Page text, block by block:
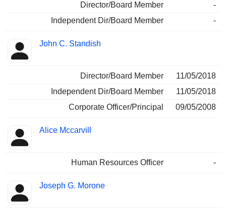
Director/Board Member
-
Independent Dir/Board Member
-
John C. Standish
Director/Board Member
11/05/2018
Independent Dir/Board Member
11/05/2018
Corporate Officer/Principal
09/05/2008
Alice Mccarvill
Human Resources Officer -
Joseph G. Morone